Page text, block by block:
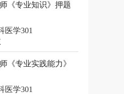
《专业知识》押题
医学301
《专业实践能力》
医学301